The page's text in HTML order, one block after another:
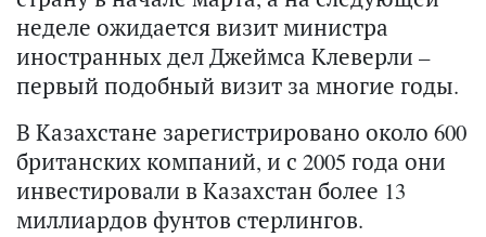
неделе ожидается визит министра
иностранных дел Джеймса Клеверли –
первый подобный визит за многие годы.
В Казахстане зарегистрировано около 600
британских компаний, и с 2005 года они
инвестировали в Казахстан более 13
миллиардов фунтов стерлингов.